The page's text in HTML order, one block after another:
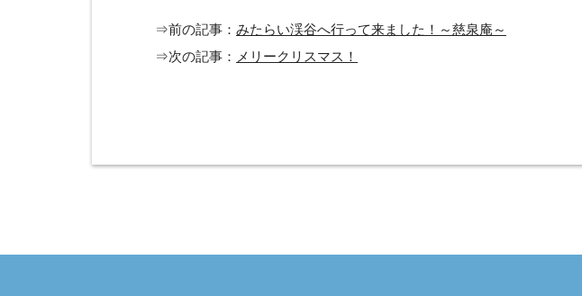
⇒前の記事： みたらい渓谷へ行って来ました！～慈泉庵～
⇒次の記事： メリークリスマス！